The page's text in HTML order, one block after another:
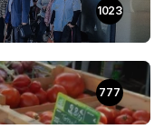
1023
777